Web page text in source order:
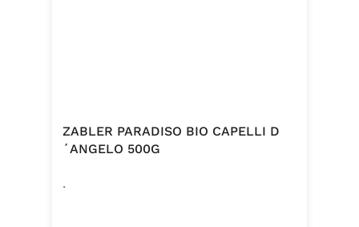
ZABLER PARADISO BIO CAPELLI D
´ANGELO 500G
.